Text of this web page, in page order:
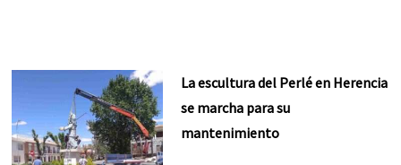
La escultura del Perlé en Herencia
se marcha para su
mantenimiento